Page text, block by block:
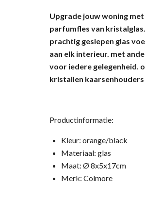
Upgrade jouw woning
parfumfles van
prachtig geslepen glas
aan elk interieur. met
voor iedere gelegenheid.
kristallen
Productinformatie:
Kleur: orange/black
Materiaal: glas
Maat: Ø 8x5x17cm
Merk: Colmore